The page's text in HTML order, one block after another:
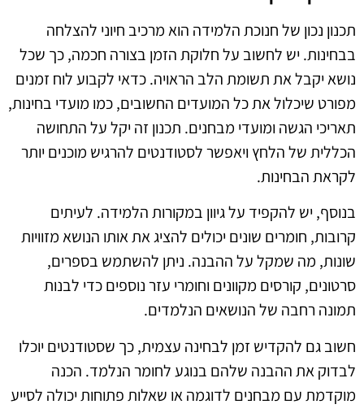
תכנון נכון של חנוכת הלמידה הוא מרכיב חיוני להצלחה
בבחינות. יש לחשוב על חלוקת הזמן בצורה חכמה, כך שכל
נושא יקבל את תשומת הלב הראויה. כדאי לקבוע לוח זמנים
מפורט שיכלול את כל המועדים החשובים, כמו מועדי בחינות,
תאריכי הגשה ומועדי מבחנים. תכנון זה יקל על התחושה
הכללית של הלחץ ויאפשר לסטודנטים להרגיש מוכנים יותר
לקראת הבחינות.
בנוסף, יש להקפיד על גיוון במקורות הלמידה. לעיתים
קרובות, חומרים שונים יכולים להציג את אותו הנושא מזוויות
שונות, מה שמקל על ההבנה. ניתן להשתמש בספרים,
סרטונים, קורסים מקוונים וחומרי עזר נוספים כדי לבנות
תמונה רחבה של הנושאים הנלמדים.
חשוב גם להקדיש זמן לבחינה עצמית, כך שסטודנטים יוכלו
לבדוק את ההבנה שלהם בנוגע לחומר הנלמד. הכנה
מוקדמת עם מבחנים לדוגמה או שאלות פתוחות יכולה לסייע